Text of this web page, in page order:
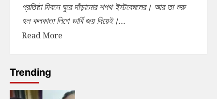
প্রতিষ্ঠা দিবসে ঘুরে দাঁড়ানোর শপথ ইস্টবেঙ্গলের। আর তা শুরু
হল কলকাতা লিগে ডার্বি জয় দিয়েই।...
Read More
Trending